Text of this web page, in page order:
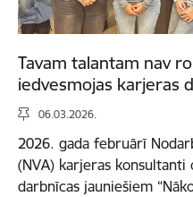
Tavam talantam nav
iedvesmojas karjeras
06.03.2026.
2026. gada februārī
(NVA) karjeras
darbnīcas jauniešiem